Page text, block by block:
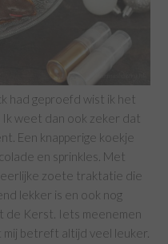
had geproefd wist ik het
weet dan ook zeker dat
Een knapperige koekje
en sprinkles. Met
zoete traktatie die
lekker is en ook nog
de Kerst. Iets meenemen
betreft altijd veel leuker.